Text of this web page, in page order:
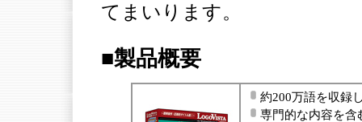
てまいります。
■製品概要
約200万語を収録
専門的な内容を含